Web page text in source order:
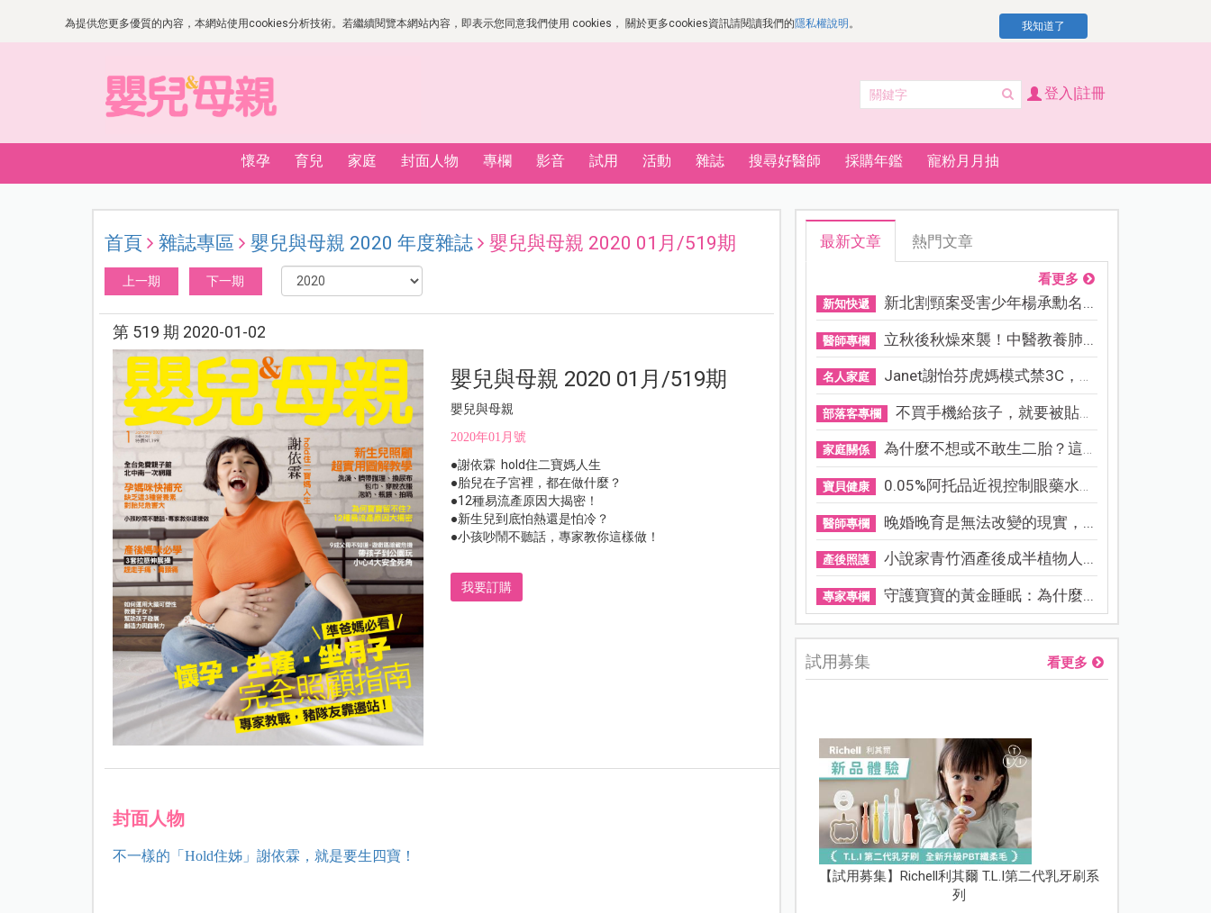
為提供您更多優質的內容，本網站使用cookies分析技術。若繼續閱覽本網站內容，即表示您同意我們使用 cookies， 關於更多cookies資訊請閱讀我們的隱私權說明 。 我知道了
登入|註冊
懷孕 育兒 家庭 封面人物 專欄 影音 試用 活動 雜誌 搜尋好醫師 採購年鑑 寵粉月月抽
首頁 雜誌專區 嬰兒與母親 2020 年度雜誌 嬰兒與母親 2020 01月/519期
上一期 下一期
第 519 期 2020-01-02
嬰兒與母親 2020 01月/519期
嬰兒與母親
2020年01月號
●謝依霖 hold住二寶媽人生
●胎兒在子宮裡，都在做什麼？
●12種易流產原因大揭密！
●新生兒到底怕熱還是怕冷？
●小孩吵鬧不聽話，專家教你這樣做！
我要訂購
封面人物
不一樣的「Hold住姊」謝依霖，就是要生四寶！
最新文章 熱門文章
看更多
新知快遞 新北割頸案受害少年楊承勳名...
醫師專欄 立秋後秋燥來襲！中醫教養肺...
名人家庭 Janet謝怡芬虎媽模式禁3C，看...
部落客專欄 不買手機給孩子，就要被貼「...
家庭關係 為什麼不想或不敢生二胎？這8...
寶貝健康 0.05%阿托品近視控制眼藥水納...
醫師專欄 晚婚晚育是無法改變的現實，...
產後照護 小說家青竹酒產後成半植物人...
專家專欄 守護寶寶的黃金睡眠：為什麼...
試用募集 看更多
【試用募集】Richell利其爾 T.L.I第二代乳牙刷系
列